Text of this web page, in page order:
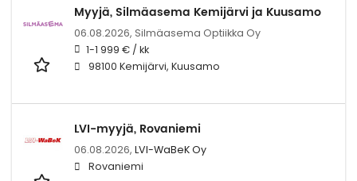
Myyjä, Silmäasema Kemijärvi ja Kuusamo
06.08.2026, Silmäasema Optiikka Oy
1-1 999 € / kk
98100 Kemijärvi, Kuusamo
LVI-myyjä, Rovaniemi
06.08.2026, LVI-WaBeK Oy
Rovaniemi